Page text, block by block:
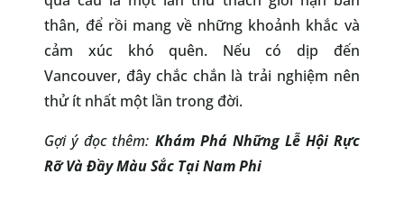
thân, để rồi mang về những khoảnh khắc và
cảm xúc khó quên. Nếu có dịp đến
Vancouver, đây chắc chắn là trải nghiệm nên
thử ít nhất một lần trong đời.
Gợi ý đọc thêm: Khám Phá Những Lễ Hội Rực
Rỡ Và Đầy Màu Sắc Tại Nam Phi